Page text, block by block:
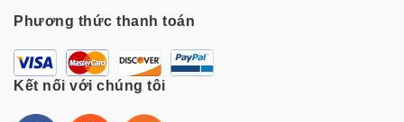
Phương thức thanh toán
Kết nối với chúng tôi